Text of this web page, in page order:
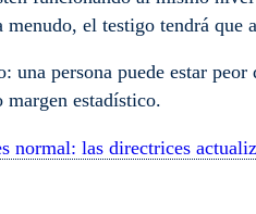
el testigo tendrá que
una persona puede estar
estadístico.
normal: las directrices